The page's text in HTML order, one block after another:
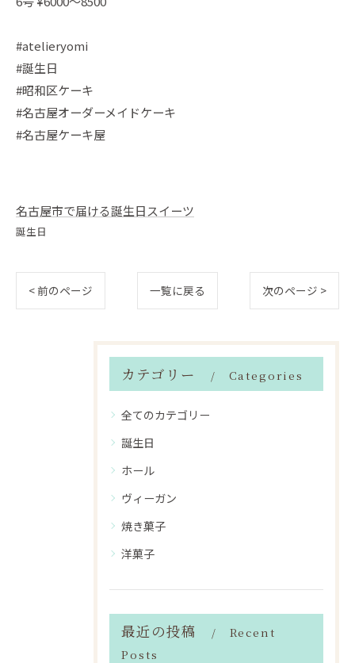
#atelieryomi
#誕生日
#昭和区ケーキ
#名古屋オーダーメイドケーキ
#名古屋ケーキ屋
名古屋市で届ける誕生日スイーツ
誕生日
< 前のページ 一覧に戻る 次のページ >
カテゴリー Categories
全てのカテゴリー
誕生日
ホール
ヴィーガン
焼き菓子
洋菓子
最近の投稿
Recent
Posts